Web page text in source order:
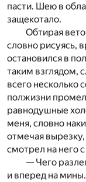
пасти. Шею в
защекотало.
Обтирая
словно рисуясь,
остановился в
таким взглядом,
всего несколько
полжизни
равнодушные
меня, словно
отмечая
смотрел на него
— Чего
и вперед на мины.